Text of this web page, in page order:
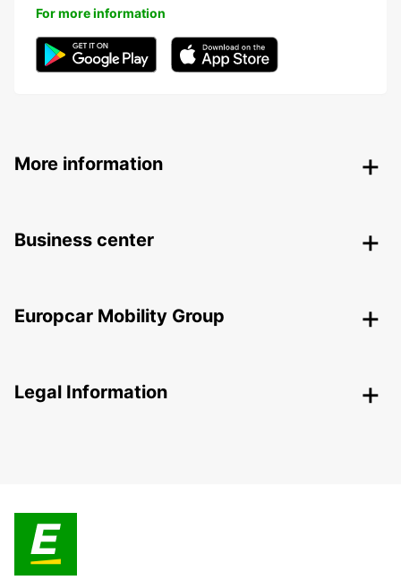
For more information
More information
Business center
Europcar Mobility Group
Legal Information